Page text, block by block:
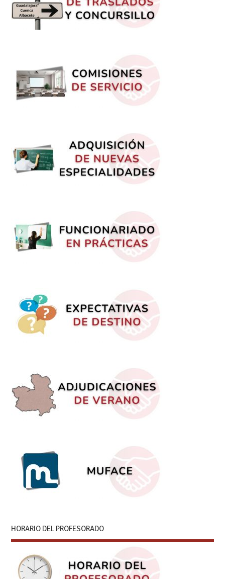
HORARIO DEL PROFESORADO